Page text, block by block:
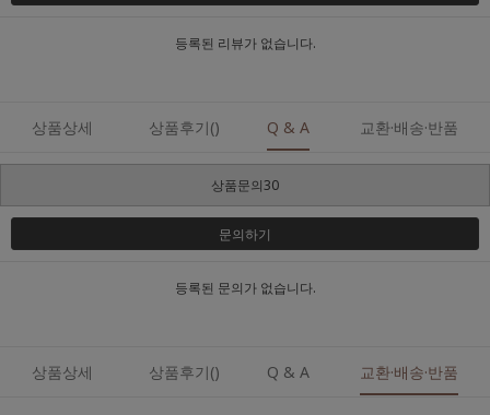
등록된 리뷰가 없습니다.
상품상세 상품후기() Q & A 교환·배송·반품
상품문의30
문의하기
등록된 문의가 없습니다.
상품상세 상품후기() Q & A 교환·배송·반품